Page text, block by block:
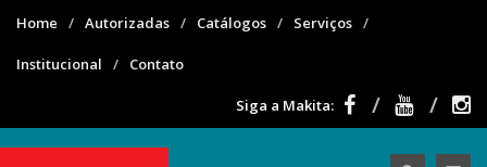
Home Autorizadas Catálogos Serviços
Institucional Contato
Siga a Makita: